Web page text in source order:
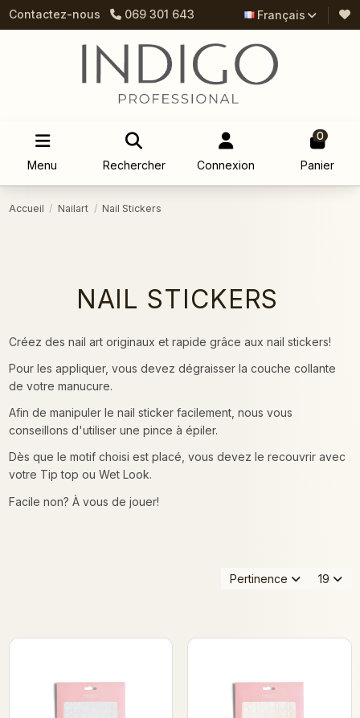
Contactez-nous 069 301 643 Français
Menu Rechercher Connexion
0
Panier
Accueil Nailart Nail Stickers
NAIL STICKERS
Créez des nail art originaux et rapide grâce aux nail stickers!
Pour les appliquer, vous devez dégraisser la couche collante
de votre manucure.
Afin de manipuler le nail sticker facilement, nous vous
conseillons d'utiliser une pince à épiler.
Dès que le motif choisi est placé, vous devez le recouvrir avec
votre Tip top ou Wet Look.
Facile non? À vous de jouer!
Pertinence 19